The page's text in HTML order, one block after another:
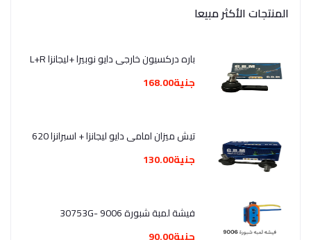
المنتجات الأكثر مبيعا
باره دركسيون خارجى دايو نوبيرا +ليجانزا L+R
جنية168.00
تيش ميزان امامى دايو ليجانزا + اسبرانزا 620
جنية130.00
فيشة لمبة شبورة 9006 -30753G
جنية90.00